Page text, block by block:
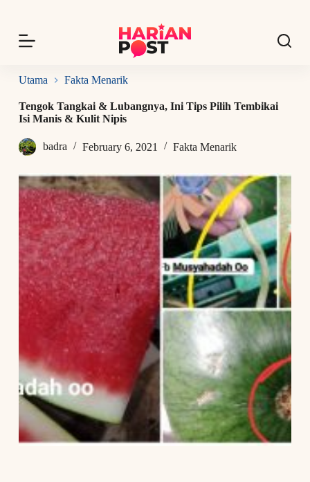
p
o
o
n
n
Utama Fakta Menarik
Tengok Tangkai & Lubangnya, Ini Tips Pilih Tembikai
Isi Manis & Kulit Nipis
badra February 6, 2021 Fakta Menarik